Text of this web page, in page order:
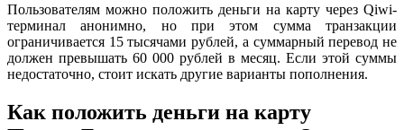
Пользователям можно положить деньги на карту через Qiwi-
терминал анонимно, но при этом сумма транзакции
ограничивается 15 тысячами рублей, а суммарный перевод не
должен превышать 60 000 рублей в месяц. Если этой суммы
недостаточно, стоит искать другие варианты пополнения.
Как положить деньги на карту